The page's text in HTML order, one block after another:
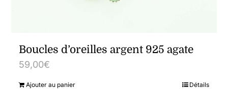
Boucles d’oreilles argent 925 agate
59,00€
Ajouter au panier Détails